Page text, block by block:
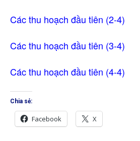
Các thu hoạch đầu tiên (2-4)
Các thu hoạch đầu tiên (3-4)
Các thu hoạch đầu tiên (4-4)
Chia sẻ:
Facebook X